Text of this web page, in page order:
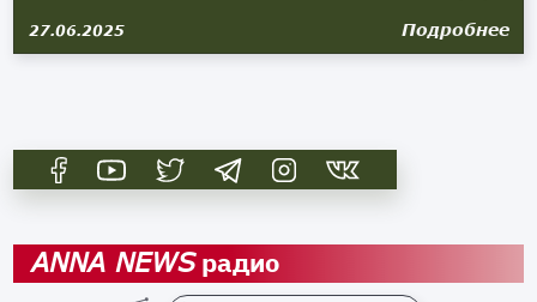
27.06.2025 Подробнее
ANNA NEWSрадио